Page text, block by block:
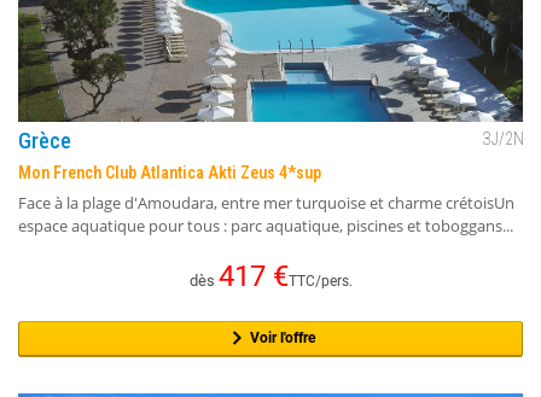
Grèce 3J/2N
Mon French Club Atlantica Akti Zeus 4*sup
Face à la plage d'Amoudara, entre mer turquoise et charme crétoisUn
espace aquatique pour tous : parc aquatique, piscines et toboggans...
dès 417€TTC/pers.
Voir l'offre